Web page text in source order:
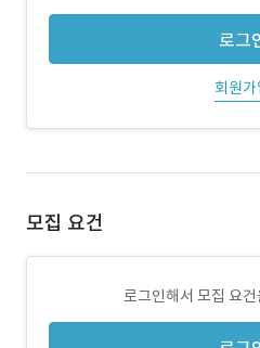
로그
회원가
모집 요건
로그인해서 모집 요